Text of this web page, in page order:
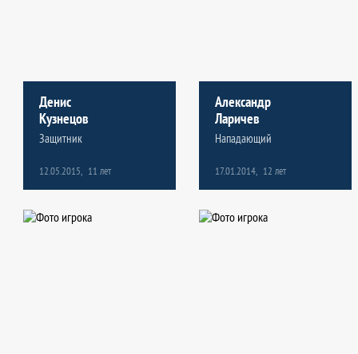
Денис
Кузнецов
Защитник
12.05.2015, 11 лет
Александр
Ларичев
Нападающий
17.01.2014, 12 лет
Александр
Ларичев
Нападающий
17.01.2014, 12 лет
Андрей
Лебедев
Вратарь
19.01.2015,
3 8